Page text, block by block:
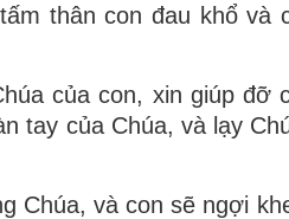
thân con đau khổ
của con, xin giúp
tay của Chúa, và lạy
Chúa, và con sẽ ngợi